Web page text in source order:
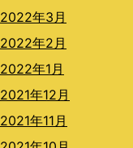
2022年3月
2022年2月
2022年1月
2021年12月
2021年11月